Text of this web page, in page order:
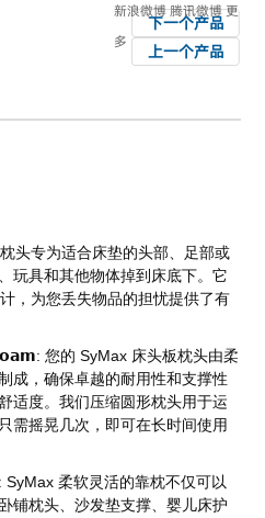
新浪微博腾讯微博更
多
下一个产品
上一个产品
头专为适合床垫的头部、足部或
玩具和其他物体掉到床底下。它
，为您丢失物品的担忧提供了有
您的 SyMax 床头板枕头由柔
成，确保卓越的耐用性和支撑性
适度。我们压缩圆形枕头用于运
需摇晃几次，即可在长时间使用
柔软灵活的靠枕不仅可以
铺枕头、沙发垫支撑、婴儿床护